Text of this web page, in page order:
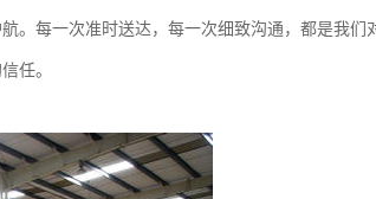
。每一次准时送达，每一次细致沟通，都是我们
任。